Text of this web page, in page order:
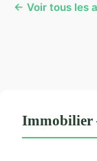
← Voir tous les
Immobilier